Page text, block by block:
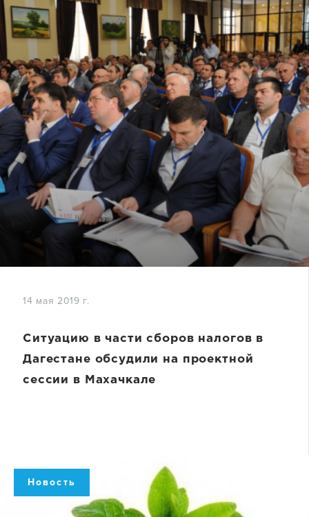
14 мая 2019 г.
Ситуацию в части сборов налогов в
Дагестане обсудили на проектной
сессии в Махачкале
Новость